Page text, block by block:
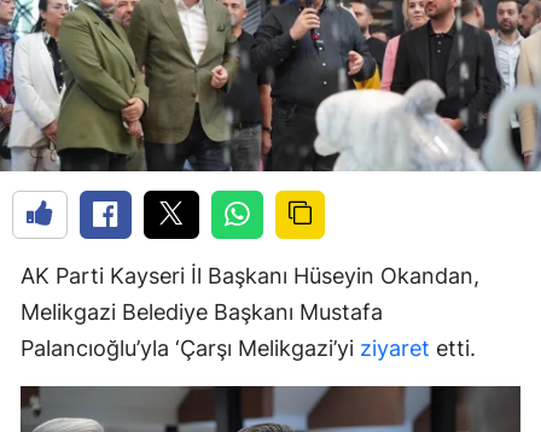
AK Parti Kayseri İl Başkanı Hüseyin Okandan,
Melikgazi Belediye Başkanı Mustafa
Palancıoğlu’yla ‘Çarşı Melikgazi’yi ziyaret etti.